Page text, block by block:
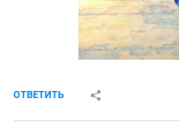
ОТВЕТИТЬ